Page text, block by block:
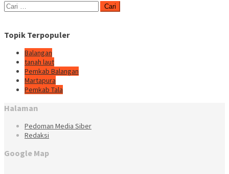
Cari
untuk:
Topik Terpopuler
Balangan
tanah laut
Pemkab Balangan
Martapura
Pemkab Tala
Halaman
Pedoman Media Siber
Redaksi
Google Map